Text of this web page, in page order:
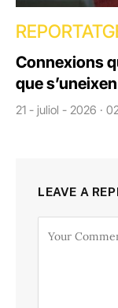
Connexions
que
21 - juliol - 2026 ·
LEAVE A